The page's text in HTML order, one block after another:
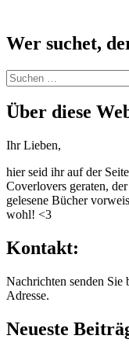
Wer suchet,
Suchen
nach:
Über diese
Ihr Lieben,
hier seid ihr auf der
Coverlovers geraten,
gelesene Bücher
wohl! <3
Kontakt:
Nachrichten senden Sie
Adresse.
Neueste